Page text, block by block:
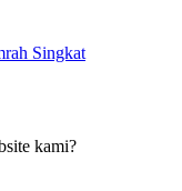
Singkat
kami?